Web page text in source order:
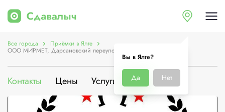
Вы в Ялте?
Да Нет
Все города Приёмки в Ялте
ООО МИРМЕТ, Дарсановский переулок, 1
Контакты Цены Услуги О компании